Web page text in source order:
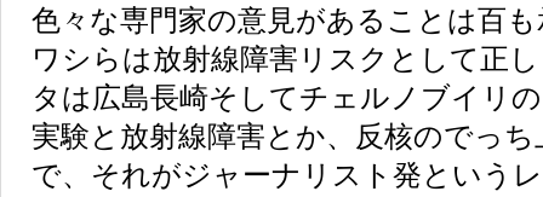
色々な専門家の意見があることは百
ワシらは放射線障害リスクとして正
タは広島長崎そしてチェルノブイリ
実験と放射線障害とか、反核のでっ
で、それがジャーナリスト発という